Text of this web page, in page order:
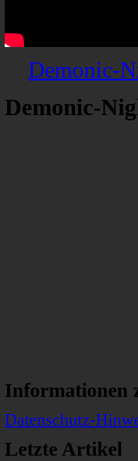
Demonic-
Demonic-
Informationen
Datenschutz-
Letzte Artikel